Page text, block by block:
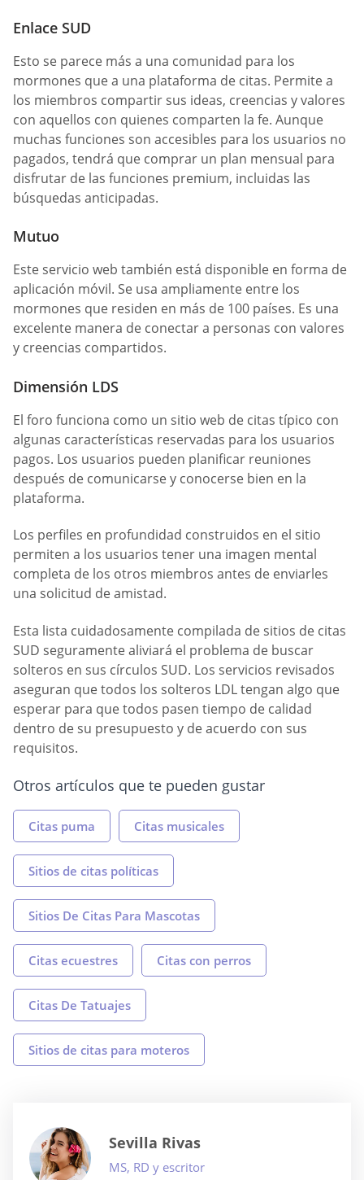
Enlace SUD
Esto se parece más a una comunidad para los
mormones que a una plataforma de citas. Permite a
los miembros compartir sus ideas, creencias y valores
con aquellos con quienes comparten la fe. Aunque
muchas funciones son accesibles para los usuarios no
pagados, tendrá que comprar un plan mensual para
disfrutar de las funciones premium, incluidas las
búsquedas anticipadas.
Mutuo
Este servicio web también está disponible en forma de
aplicación móvil. Se usa ampliamente entre los
mormones que residen en más de 100 países. Es una
excelente manera de conectar a personas con valores
y creencias compartidos.
Dimensión LDS
El foro funciona como un sitio web de citas típico con
algunas características reservadas para los usuarios
pagos. Los usuarios pueden planificar reuniones
después de comunicarse y conocerse bien en la
plataforma.
Los perfiles en profundidad construidos en el sitio
permiten a los usuarios tener una imagen mental
completa de los otros miembros antes de enviarles
una solicitud de amistad.
Esta lista cuidadosamente compilada de sitios de citas
SUD seguramente aliviará el problema de buscar
solteros en sus círculos SUD. Los servicios revisados
aseguran que todos los solteros LDL tengan algo que
esperar para que todos pasen tiempo de calidad
dentro de su presupuesto y de acuerdo con sus
requisitos.
Otros artículos que te pueden gustar
Citas puma Citas musicales
Sitios de citas políticas
Sitios De Citas Para Mascotas
Citas ecuestres Citas con perros
Citas De Tatuajes
Sitios de citas para moteros
Sevilla Rivas
MS, RD y escritor